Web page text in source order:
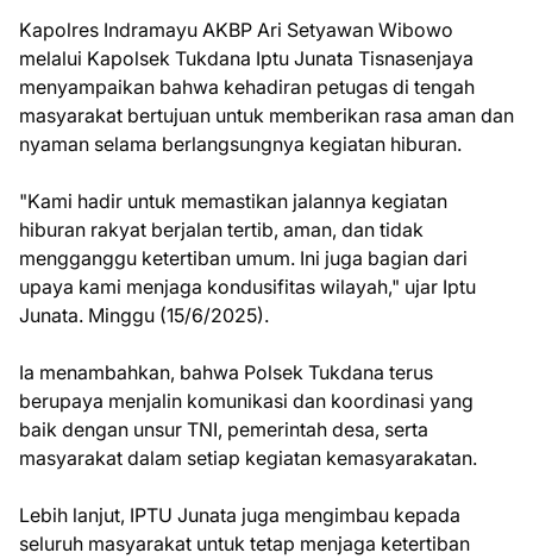
Kapolres Indramayu AKBP Ari Setyawan Wibowo
melalui Kapolsek Tukdana Iptu Junata Tisnasenjaya
menyampaikan bahwa kehadiran petugas di tengah
masyarakat bertujuan untuk memberikan rasa aman dan
nyaman selama berlangsungnya kegiatan hiburan.
"Kami hadir untuk memastikan jalannya kegiatan
hiburan rakyat berjalan tertib, aman, dan tidak
mengganggu ketertiban umum. Ini juga bagian dari
upaya kami menjaga kondusifitas wilayah," ujar Iptu
Junata. Minggu (15/6/2025).
Ia menambahkan, bahwa Polsek Tukdana terus
berupaya menjalin komunikasi dan koordinasi yang
baik dengan unsur TNI, pemerintah desa, serta
masyarakat dalam setiap kegiatan kemasyarakatan.
Lebih lanjut, IPTU Junata juga mengimbau kepada
seluruh masyarakat untuk tetap menjaga ketertiban